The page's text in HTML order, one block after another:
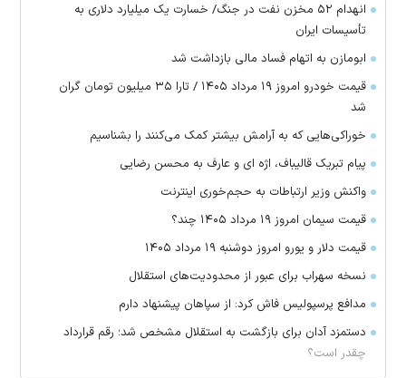
انهدام ۵۲ مخزن نفت در جنگ/ خسارت یک میلیارد دلاری به
تأسیسات ایران
ابومازن به اتهام فساد مالی بازداشت شد
قیمت خودرو امروز ۱۹ مرداد ۱۴۰۵ / تارا ۳۵ میلیون تومان گران
شد
خوراکی‌هایی که به آرامش بیشتر کمک می‌کنند را بشناسیم
پیام تبریک قالیباف، اژه ای و عارف به محسن رضایی
واکنش وزیر ارتباطات به حجم‌خوری اینترنت
قیمت سیمان امروز ۱۹ مرداد ۱۴۰۵ چند؟
قیمت دلار و یورو امروز دوشنبه ۱۹ مرداد ۱۴۰۵
نسخه سهراب برای عبور از محدودیت‌های استقلال
مدافع پرسپولیس فاش کرد: از سپاهان پیشنهاد دارم
دستمزد آدان برای بازگشت به استقلال مشخص شد؛ رقم قرارداد
چقدر است؟